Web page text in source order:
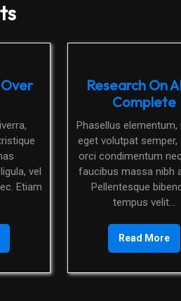
vel
Etiam
Research On
Complete
Phasellus elementum, magna
eget volutpat semper,
orci condimentum
faucibus massa nibh
Pellentesque
tempus velit...
Read More